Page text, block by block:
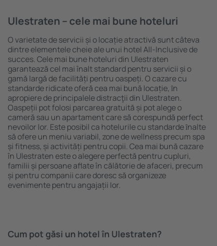
Ulestraten – cele mai bune hoteluri
O varietate de servicii și o locație atractivă sunt câteva
dintre elementele cheie ale unui hotel All-Inclusive de
succes. Cele mai bune hoteluri din Ulestraten
garantează cel mai înalt standard pentru servicii și o
gamă largă de facilități pentru oaspeți. O cazare cu
standarde ridicate oferă cea mai bună locație, ȋn
apropiere de principalele distracţii din Ulestraten.
Oaspeții pot folosi parcarea gratuită și pot alege o
cameră sau un apartament care să corespundă perfect
nevoilor lor. Este posibil ca hotelurile cu standarde ȋnalte
să ofere un meniu variabil, zone de wellness precum spa
și fitness, și activități pentru copii. Cea mai bună cazare
în Ulestraten este o alegere perfectă pentru cupluri,
familii și persoane aflate în călătorie de afaceri, precum
și pentru companii care doresc să organizeze
evenimente pentru angajații lor.
Cum pot găsi un hotel în Ulestraten?